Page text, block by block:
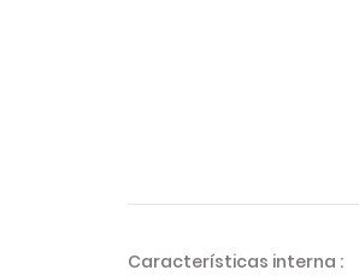
Características interna :